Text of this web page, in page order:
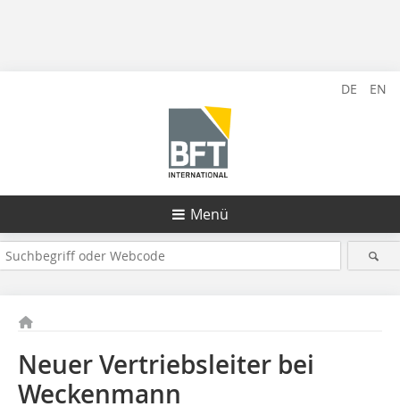
DE EN
Menü
Neuer Vertriebsleiter bei
Weckenmann